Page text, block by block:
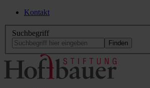
Kontakt
Suchbegriff